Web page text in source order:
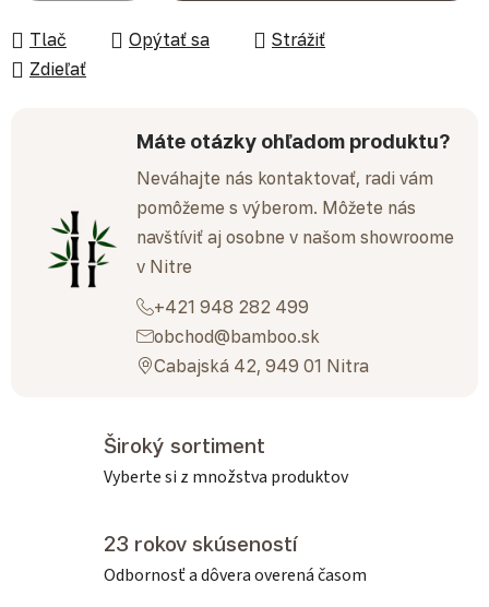
Tlač Opýtať sa
Strážiť
Zdieľať
Máte otázky ohľadom produktu?
Neváhajte nás kontaktovať, radi vám
pomôžeme s výberom. Môžete nás
navštíviť aj osobne v našom showroome
v Nitre
+421 948 282 499
obchod@bamboo.sk
Cabajská 42, 949 01 Nitra
Široký sortiment
Vyberte si z množstva produktov
23 rokov skúseností
Odbornosť a dôvera overená časom